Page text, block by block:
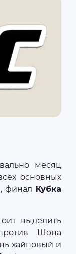
месяц
основных
, финал Кубка
выделить
Шона
хайповый и